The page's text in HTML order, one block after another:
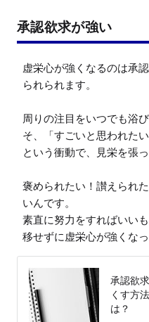
承認欲求が強い
虚栄心が強くなるのは承
られられます。
周りの注目をいつでも浴
そ、「すごいと思われた
という衝動で、見栄を張
褒められたい！讃えられ
いんです。
素直に努力をすればいい
移せずに虚栄心が強くなっ
承認欲
くす方
は？